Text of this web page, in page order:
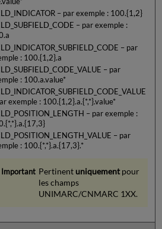
– par exemple : 100.{1,2}
– par exemple :
– par
: 100.{1,2}.a
– par
: 100.a.value*
exemple : 100.{1,2}.a.{*,*}.value*
– par exemple :
– par
: 100.{*,*}.a.{17,3}.*
Pertinent uniquementpour
les champs
UNIMARC/CNMARC 1XX.